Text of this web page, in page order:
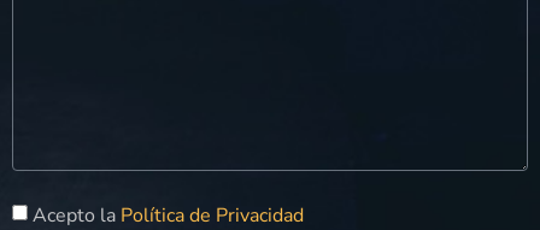
Acepto la Política de Privacidad